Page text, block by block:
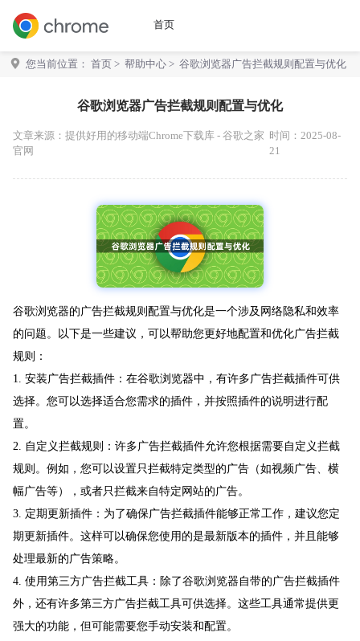
首页
您当前位置： 首页 > 帮助中心 > 谷歌浏览器广告拦截规则配置与优化
谷歌浏览器广告拦截规则配置与优化
文章来源： 提供好用的移动端Chrome下载库 - 谷歌之家
官网
时间：2025-08-
21
谷歌浏览器的广告拦截规则配置与优化是一个涉及网络隐私和效率
的问题。以下是一些建议，可以帮助您更好地配置和优化广告拦截
规则：
1. 安装广告拦截插件：在谷歌浏览器中，有许多广告拦截插件可供
选择。您可以选择适合您需求的插件，并按照插件的说明进行配
置。
2. 自定义拦截规则：许多广告拦截插件允许您根据需要自定义拦截
规则。例如，您可以设置只拦截特定类型的广告（如视频广告、横
幅广告等），或者只拦截来自特定网站的广告。
3. 定期更新插件：为了确保广告拦截插件能够正常工作，建议您定
期更新插件。这样可以确保您使用的是最新版本的插件，并且能够
处理最新的广告策略。
4. 使用第三方广告拦截工具：除了谷歌浏览器自带的广告拦截插件
外，还有许多第三方广告拦截工具可供选择。这些工具通常提供更
强大的功能，但可能需要您手动安装和配置。